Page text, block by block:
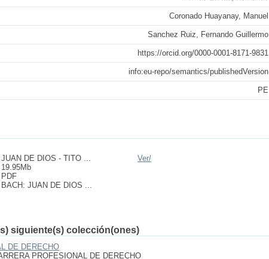
Coronado Huayanay, Manuel
Sanchez Ruiz, Fernando Guillermo
https://orcid.org/0000-0001-8171-9831
info:eu-repo/semantics/publishedVersion
PE
JUAN DE DIOS - TITO ...
19.95Mb
PDF
BACH: JUAN DE DIOS ...
Ver/
siguiente(s) colección(ones)
DE DERECHO
PROFESIONAL DE DERECHO